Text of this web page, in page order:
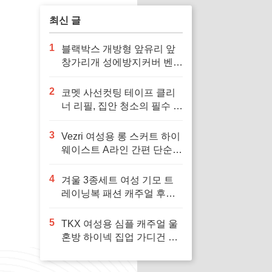
최신 글
1
블랙박스 개방형 앞유리 앞
창가리개 성에방지커버 벤츠
전 운전 필수
2
코멧 사선컷팅 테이프 클리
너 리필, 집안 청소의 필수 아
3
Vezri 여성용 롱 스커트 하이
웨이스트 A라인 간편 단순
F88, 다양한 스타일을 위한
필수 아이템
4
겨울 3종세트 여성 기모 트
레이닝복 패션 캐주얼 후드
트 가을 츄리닝세트 여자 운
동복 세트 보온과 패션을 겸
의 선택
5
TKX 여성용 심플 캐주얼 울
혼방 하이넥 집업 가디건 간
용, 추운 날씨에 편안하고 따